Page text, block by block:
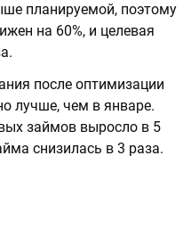
планируемой, поэтому
на 60%, и целевая
после оптимизации
лучше, чем в январе.
займов выросло в 5
снизилась в 3 раза.